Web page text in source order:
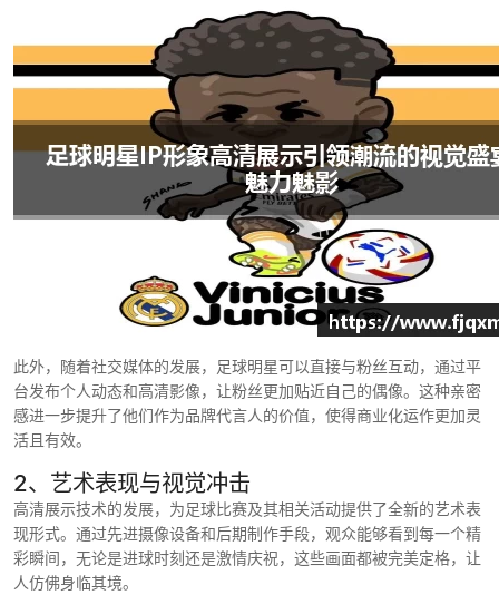
此外，随着社交媒体的发展，足球明星可以直接与粉丝互动，通过平
台发布个人动态和高清影像，让粉丝更加贴近自己的偶像。这种亲密
感进一步提升了他们作为品牌代言人的价值，使得商业化运作更加灵
活且有效。
2、艺术表现与视觉冲击
高清展示技术的发展，为足球比赛及其相关活动提供了全新的艺术表
现形式。通过先进摄像设备和后期制作手段，观众能够看到每一个精
彩瞬间，无论是进球时刻还是激情庆祝，这些画面都被完美定格，让
人仿佛身临其境。